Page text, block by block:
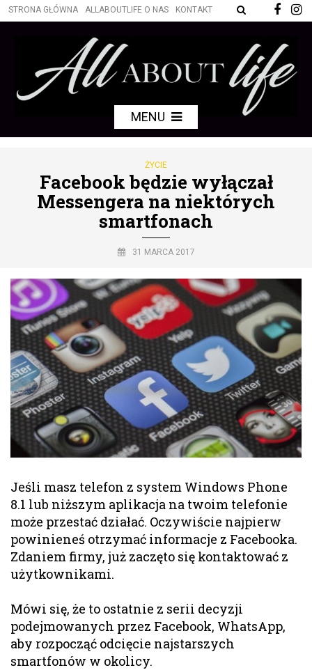
STRONA GŁÓWNA ALLABOUTLIFE O NAS KONTAKT
MENU
ŻYCIE
Facebook będzie wyłączał
Messengera na niektórych
smartfonach
31 MARCA 2017
Jeśli masz telefon z system Windows Phone
8.1 lub niższym aplikacja na twoim telefonie
może przestać działać. Oczywiście najpierw
powinieneś otrzymać informacje z Facebooka.
Zdaniem firmy, już zaczęto się kontaktować z
użytkownikami.
Mówi się, że to ostatnie z serii decyzji
podejmowanych przez Facebook, WhatsApp,
aby rozpocząć odcięcie najstarszych
smartfonów w okolicy.